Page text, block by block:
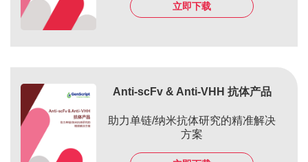
立即下载
Anti-scFv & Anti-VHH 抗体产品
助力单链/纳米抗体研究的精准解决
方案